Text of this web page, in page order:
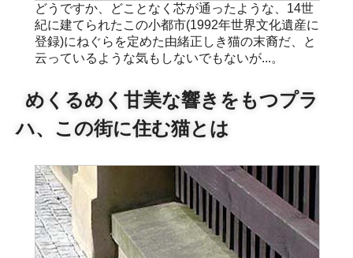
どうですか、どことなく芯が通ったような、14世
紀に建てられたこの小都市(1992年世界文化遺産に
登録)にねぐらを定めた由緒正しき猫の末裔だ、と
云っているような気もしないでもないが...。
めくるめく甘美な響きをもつプラ
ハ、この街に住む猫とは